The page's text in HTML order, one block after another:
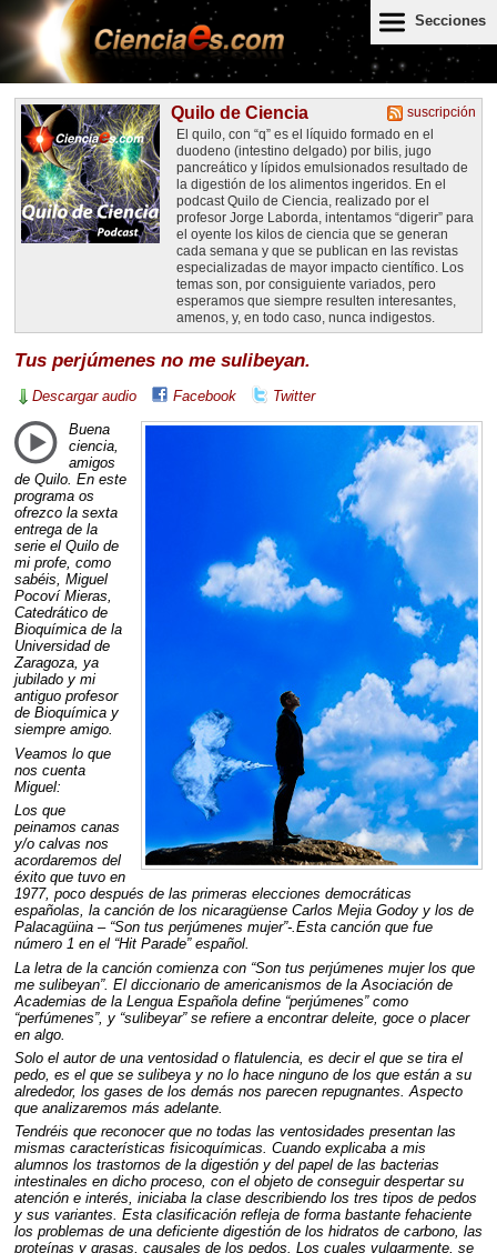
Secciones
suscripción
Quilo de Ciencia
El quilo, con “q” es el líquido formado en el
duodeno (intestino delgado) por bilis, jugo
pancreático y lípidos emulsionados resultado de
la digestión de los alimentos ingeridos. En el
podcast Quilo de Ciencia, realizado por el
profesor Jorge Laborda, intentamos “digerir” para
el oyente los kilos de ciencia que se generan
cada semana y que se publican en las revistas
especializadas de mayor impacto científico. Los
temas son, por consiguiente variados, pero
esperamos que siempre resulten interesantes,
amenos, y, en todo caso, nunca indigestos.
Tus perjúmenes no me sulibeyan.
Descargar audio Facebook Twitter
Buena
ciencia,
amigos
de Quilo. En este
programa os
ofrezco la sexta
entrega de la
serie el Quilo de
mi profe, como
sabéis, Miguel
Pocoví Mieras,
Catedrático de
Bioquímica de la
Universidad de
Zaragoza, ya
jubilado y mi
antiguo profesor
de Bioquímica y
siempre amigo.
Veamos lo que
nos cuenta
Miguel:
Los que
peinamos canas
y/o calvas nos
acordaremos del
éxito que tuvo en
1977, poco después de las primeras elecciones democráticas
españolas, la canción de los nicaragüense Carlos Mejia Godoy y los de
Palacagüina – “Son tus perjúmenes mujer”-.Esta canción que fue
número 1 en el “Hit Parade” español.
La letra de la canción comienza con “Son tus perjúmenes mujer los que
me sulibeyan”. El diccionario de americanismos de la Asociación de
Academias de la Lengua Española define “perjúmenes” como
“perfúmenes”, y “sulibeyar” se refiere a encontrar deleite, goce o placer
en algo.
Solo el autor de una ventosidad o flatulencia, es decir el que se tira el
pedo, es el que se sulibeya y no lo hace ninguno de los que están a su
alrededor, los gases de los demás nos parecen repugnantes. Aspecto
que analizaremos más adelante.
Tendréis que reconocer que no todas las ventosidades presentan las
mismas características fisicoquímicas. Cuando explicaba a mis
alumnos los trastornos de la digestión y del papel de las bacterias
intestinales en dicho proceso, con el objeto de conseguir despertar su
atención e interés, iniciaba la clase describiendo los tres tipos de pedos
y sus variantes. Esta clasificación refleja de forma bastante fehaciente
los problemas de una deficiente digestión de los hidratos de carbono, las
proteínas y grasas, causales de los pedos. Los cuales vulgarmente, se